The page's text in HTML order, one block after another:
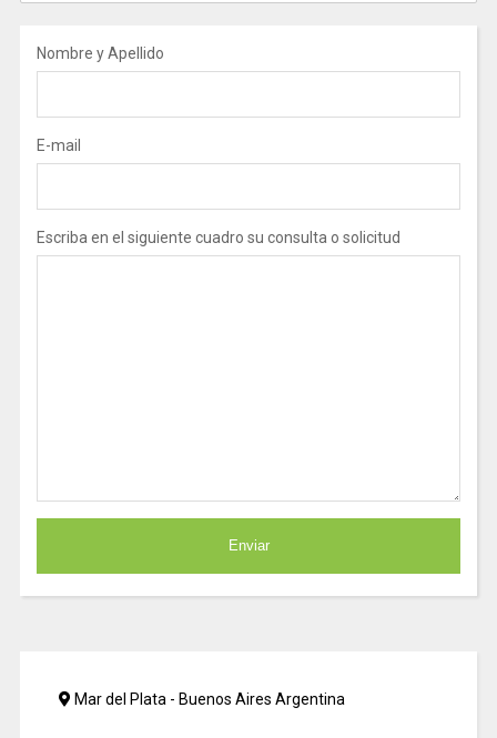
Nombre y Apellido
E-mail
Escriba en el siguiente cuadro su consulta o solicitud
Mar del Plata - Buenos Aires Argentina